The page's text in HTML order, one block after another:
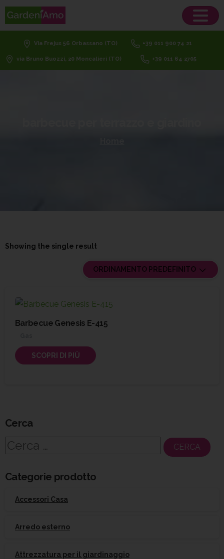
Via Frejus 56 Orbassano (TO) +39 011 900 74 21
via Bruno Buozzi, 20 Moncalieri (TO) +39 011 64 2705
Showing the single result
ORDINAMENTO PREDEFINITO
Barbecue Genesis E-415
SCOPRI DI PIÙ
Cerca
Ricerca
Categorie prodotto
Accessori Casa
Arredo esterno
Attrezzatura per il giardinaggio